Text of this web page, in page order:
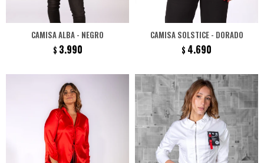
CAMISA ALBA - NEGRO
$ 3.990
CAMISA SOLSTICE - DORADO
$ 4.690